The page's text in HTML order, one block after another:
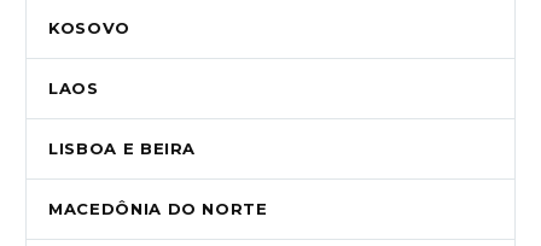
KOSOVO
LAOS
LISBOA E BEIRA
MACEDÔNIA DO NORTE